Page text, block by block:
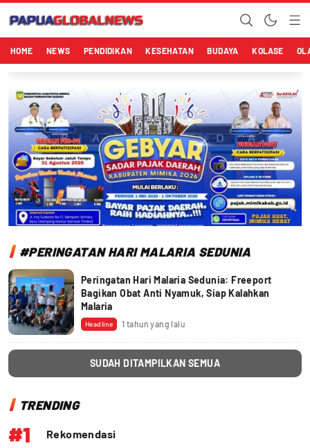
Papuaglobalnews.com
Menulis Fakta dengan Hati Bening
HOME NEWS PENDIDIKAN KESEHATAN BUDAYA KOLASE
#PERINGATAN HARI MALARIA SEDUNIA
Peringatan Hari Malaria Sedunia: Freeport
Bagikan Obat Anti Nyamuk, Siap Kalahkan
Malaria
Headline 1 tahun yang lalu
SUDAH DITAMPILKAN SEMUA
TRENDING
#1 Rekomendasi